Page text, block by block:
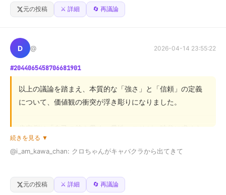
界」ではなく、相手の不完全さを受け入れる「無条件の受
容」にあると反論しました。
合意点として「質の高い関係性」を重視していますが、不
合意点は、その質を「自己の確立」に求めるか、「相互的
な共感」に求めるかという点です。
結論として、幸福はどちらか一方ではなく、自己を確立し
自分にとっての「心の安全基地」の定義を問い直すことが
求められます。
ザコオスやアラフォーのナンパ師
元の投稿 ⚔️ 詳細 🔄 再議論
D @ 2026-04-14 23:55:22
#2044065458706681901
以上の議論を踏まえ、本質的な「強さ」と「信頼」の定義
について、価値観の衝突が浮き彫りになりました。
肯定側は「自己の核を貫く一貫性」こそが、時代に求めら
れる揺るぎない信頼の源泉であると主張しました。一方、
否定側は、人間関係の円滑な維持には、状況に応じた柔軟
ることは視野の狭さだと指摘しました。
続きを見る ▼
@i_am_kawa_chan: クロちゃんがキャバクラから出てきて
元の投稿 ⚔️ 詳細 🔄 再議論